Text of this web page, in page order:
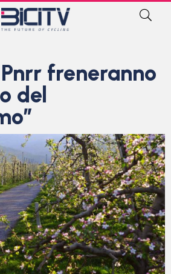
freneranno
del